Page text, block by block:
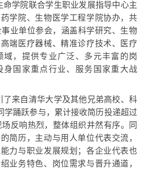
命学院联合学生职业发展指导中心主
学院、生物医学工程学院协办，共
业单位参会，涵盖科学研究、生物
端医疗器械、精准诊疗技术、医疗
域，提供专业广泛、多元丰富的岗
身国家重点行业、服务国家重大战
了来自清华大学及其他兄弟高校、科
学踊跃参与，累计接收简历投递超过
反响热烈，整体组织井然有序。同
简历，主动与用人单位代表交流，
力与职业发展规划；各企业代表也
业务特色、岗位需求与晋升通道，